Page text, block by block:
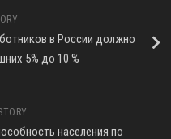
в России должно
5% до 10 %
населения по